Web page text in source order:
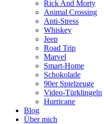
Rick And Morty
Animal Crossing
Anti-Stress
Whiskey
Jeep
Road Trip
Marvel
Smart-Home
Schokolade
90er Spielzeuge
Video-Türklingeln
Hurricane
Blog
Über mich